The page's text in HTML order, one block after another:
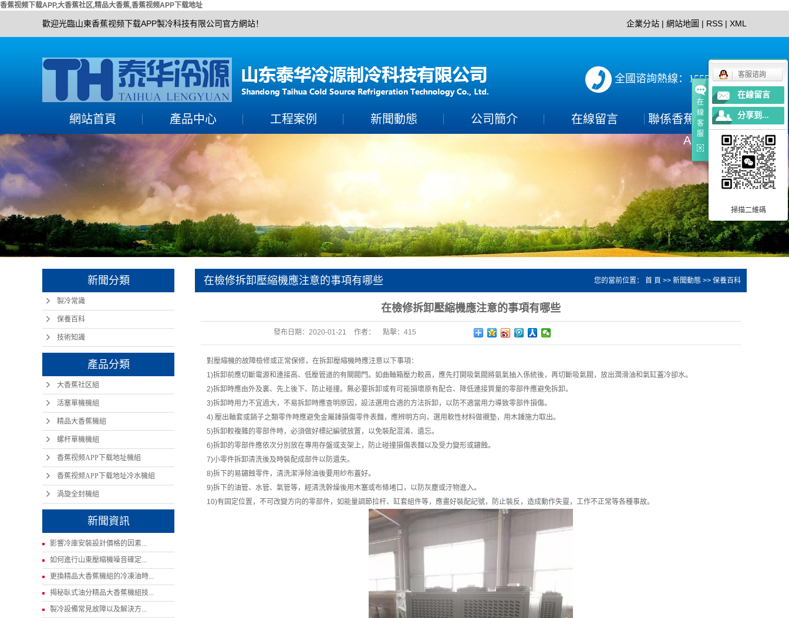
香蕉视频下载APP,大香蕉社区,精品大香蕉,香蕉视频APP下载地址
歡迎光臨山東香蕉视频下载APP製冷科技有限公司官方網站！ 企業分站 | 網站地圖 | RSS | XML
全國谘詢熱線：15552897152
網站首頁 產品中心
大香蕉社区組
活塞單機機組
精品大香蕉機組
螺杆單機機組
香蕉视频APP下载地址
機組
香蕉视频APP下载地址
冷水機組
渦旋全封機組
工程案例 新聞動態 公司簡介 在線留言
聯係香蕉视频下载
APP
聯係方式
新聞分類
製冷常識
保養百科
技術知識
產品分類
大香蕉社区組
活塞單機機組
精品大香蕉機組
螺杆單機機組
香蕉视频APP下载地址機組
香蕉视频APP下载地址冷水機組
渦旋全封機組
新聞資訊
影響冷庫安裝設計價格的因素...
如何進行山東壓縮機噪音確定...
更換精品大香蕉機組的冷凍油時...
揭秘臥式油分精品大香蕉機組技...
製冷設備常見故障以及解決方...
在檢修拆卸壓縮機應注意的事項有哪些 您的當前位置： 首 頁 >> 新聞動態 >> 保養百科
在檢修拆卸壓縮機應注意的事項有哪些
發布日期： 2020-01-21 作者： 點擊： 415
對壓縮機的故障檢修或正常保修，在拆卸壓縮機時應注意以下事項：
1)拆卸前應切斷電源和連接高、低壓管道的有關閥門。如曲軸箱壓力較高，應先打開吸氣閥將氨氣抽入係統後，再切斷吸氣閥，放出潤滑油和氣缸蓋冷卻水。
2)拆卸時應由外及裏、先上後下、防止碰撞。無必要拆卸或有可能損壞原有配合、降低連接質量的零部件應避免拆卸。
3)拆卸時用力不宜過大，不易拆卸時應查明原因，設法選用合適的方法拆卸，以防不適當用力導致零部件損傷。
4) 壓出軸套或銷子之類零件時應避免金屬錘損傷零件表麵，應辨明方向，選用軟性材料做襯墊，用木錘施力取出。
5)拆卸較複雜的零部件時，必須做好標記編號放置，以免裝配混淆、遺忘。
6)拆卸的零部件應依次分別放在專用存盤或支架上，防止碰撞損傷表麵以及受力變形或鏽蝕。
7)小零件拆卸清洗後及時裝配成部件以防遺失。
8)拆下的易鏽蝕零件，清洗潔淨除油後要用紗布蓋好。
9)拆下的油管、水管、氣管等，經清洗幹燥後用木塞或布條堵口，以防灰塵或汙物進入。
10)有固定位置，不可改變方向的零部件，如能量調節拉杆、缸套組件等，應畫好裝配記號，防止裝反，造成動作失靈，工作不正常等各種事故。
在
線
客
服
客服谘詢
在線留言
分享到...
掃描二維碼